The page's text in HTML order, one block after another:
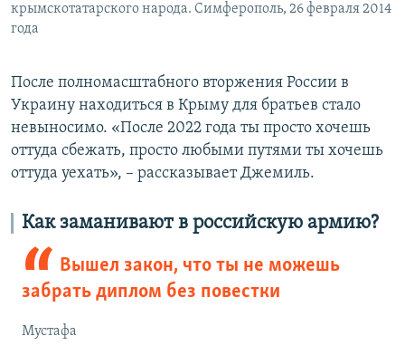
крымскотатарского народа. Симферополь, 26 февраля 2014
года
После полномасштабного вторжения России в
Украину находиться в Крыму для братьев стало
невыносимо. «После 2022 года ты просто хочешь
оттуда сбежать, просто любыми путями ты хочешь
оттуда уехать», – рассказывает Джемиль.
Как заманивают в российскую армию?
Вышел закон, что ты не можешь
забрать диплом без повестки
Мустафа